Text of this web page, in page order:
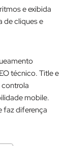
e exibida
de cliques e
técnico. Title e
mobile.
faz diferença